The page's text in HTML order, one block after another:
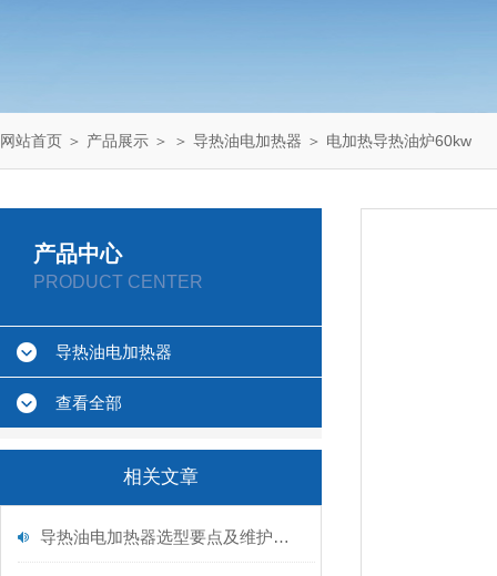
网站首页 ＞ 产品展示 ＞ ＞ 导热油电加热器 ＞ 电加热导热油炉60kw
产品中心
PRODUCT CENTER
导热油电加热器
查看全部
相关文章
导热油电加热器选型要点及维护保养